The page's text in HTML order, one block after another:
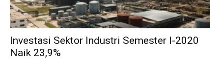
Investasi Sektor Industri Semester I-2020
Naik 23,9%